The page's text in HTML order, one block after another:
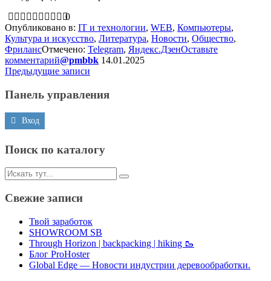
0
Опубликовано в: IT и технологии, WEB, Компьютеры,
Культура и искусство, Литература, Новости, Общество,
ФрилансОтмечено: Telegram, Яндекс.ДзенОставьте
комментарий@pmbbk 14.01.2025
Навигация
по
записям
Предыдущие записи
Панель управления
Вход
Поиск по каталогу
Искать:
Свежие записи
Твой заработок
SHOWROOM SB
Through Horizon | backpacking | hiking 🥾
Блог ProHoster
Global Edge — Новости индустрии деревообработки.